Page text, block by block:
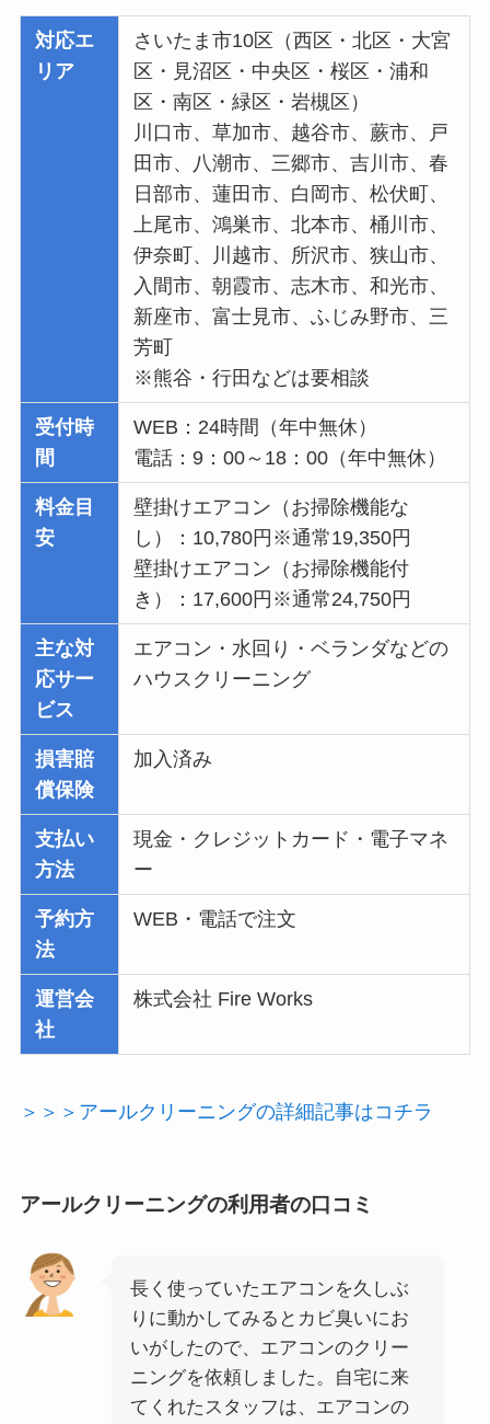
対応エ
リア
さいたま市10区（西区・北区・大宮
区・見沼区・中央区・桜区・浦和
区・南区・緑区・岩槻区）
川口市、草加市、越谷市、蕨市、戸
田市、八潮市、三郷市、吉川市、春
日部市、蓮田市、白岡市、松伏町、
上尾市、鴻巣市、北本市、桶川市、
伊奈町、川越市、所沢市、狭山市、
入間市、朝霞市、志木市、和光市、
新座市、富士見市、ふじみ野市、三
芳町
※熊谷・行田などは要相談
受付時
間
WEB：24時間（年中無休）
電話：9：00～18：00（年中無休）
料金目
安
壁掛けエアコン（お掃除機能な
し）：10,780円※通常19,350円
壁掛けエアコン（お掃除機能付
き）：17,600円※通常24,750円
主な対
応サー
ビス
エアコン・水回り・ベランダなどの
ハウスクリーニング
損害賠
償保険
加入済み
支払い
方法
現金・クレジットカード・電子マネ
ー
予約方
法
WEB・電話で注文
運営会
社
株式会社 Fire Works
＞＞＞アールクリーニングの詳細記事はコチラ
アールクリーニングの利用者の口コミ
長く使っていたエアコンを久しぶ
りに動かしてみるとカビ臭いにお
いがしたので、エアコンのクリー
ニングを依頼しました。自宅に来
てくれたスタッフは、エアコンの